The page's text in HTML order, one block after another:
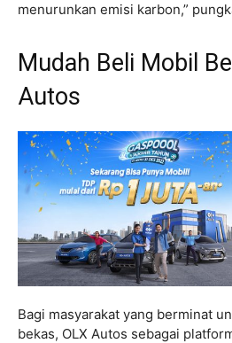
menurunkan emisi karbon,”
Mudah Beli Mobil
Autos
Bagi masyarakat yang berminat
bekas, OLX Autos sebagai